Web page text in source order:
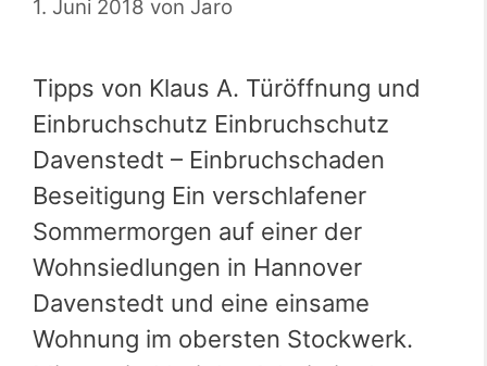
1. Juni 2018 von Jaro
Tipps von Klaus A. Türöffnung und
Einbruchschutz Einbruchschutz
Davenstedt – Einbruchschaden
Beseitigung Ein verschlafener
Sommermorgen auf einer der
Wohnsiedlungen in Hannover
Davenstedt und eine einsame
Wohnung im obersten Stockwerk.